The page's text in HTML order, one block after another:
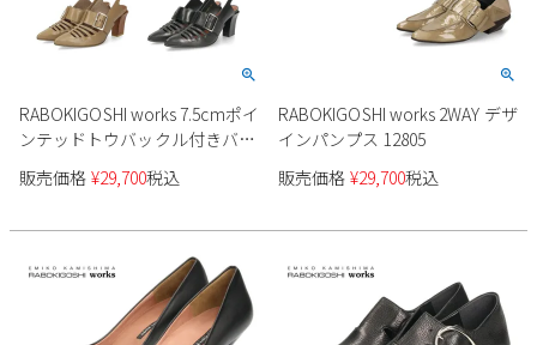
RABOKIGOSHI works 7.5cmポイ
ンテッドトウバックル付きバッ
販売価格 ¥29,700税込
RABOKIGOSHI works 2WAY デザ
インパンプス 12805
販売価格 ¥29,700税込